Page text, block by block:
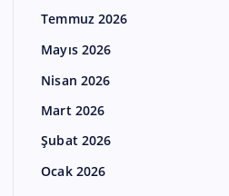
Temmuz 2026
Mayıs 2026
Nisan 2026
Mart 2026
Şubat 2026
Ocak 2026